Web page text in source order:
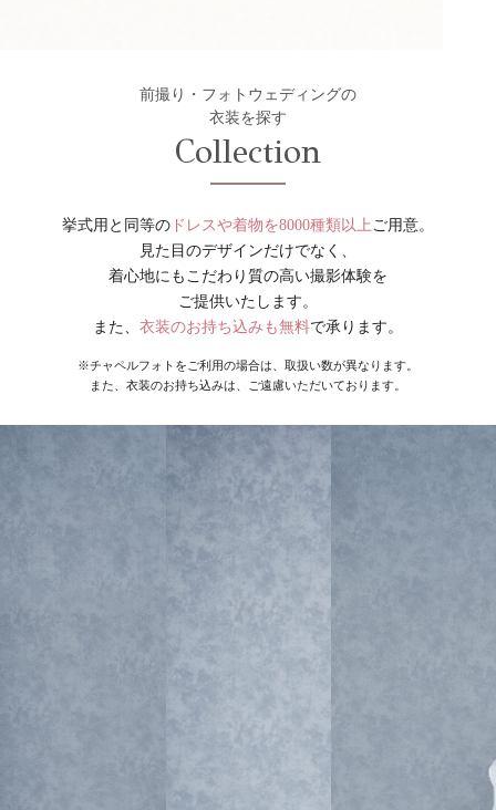
前撮り・フォトウェディングの
衣装を探す
Collection
挙式用と同等の ドレスや着物を8000種類以上 ご用意。
見た目のデザインだけでなく、
着心地にもこだわり質の高い撮影体験を
ご提供いたします。
また、 衣装のお持ち込みも無料で承ります。
※チャペルフォトをご利用の場合は、取扱い数が異なります。
また、衣装のお持ち込みは、ご遠慮いただいております。